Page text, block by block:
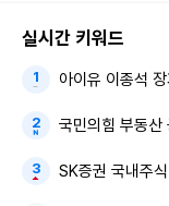
실시간 키워드
아이유 이종석
국민의힘 부동산
SK증권 국내주식